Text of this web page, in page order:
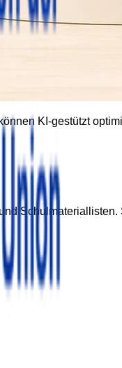
KI-gestützt